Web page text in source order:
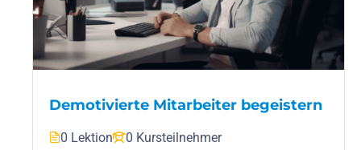
Demotivierte Mitarbeiter begeistern
0 Lektion 0 Kursteilnehmer